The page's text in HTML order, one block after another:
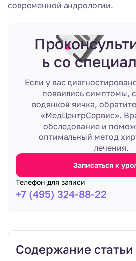
современной андрологии.
ь со
Если у вас
появились симптомы,
водянкой яичка,
«МедЦентрСервис».
обследование и
оптимальный метод
лечения.
Записаться к
Телефон для записи
+7 (495) 324-88-22
Содержание статьи